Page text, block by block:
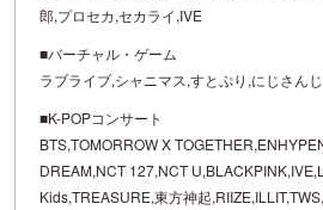
郎,プロセカ,セカライ,IVE
■バーチャル・ゲーム
ラブライブ,シャニマス,すとぷり,にじさんじ
■K-POPコンサート
BTS,TOMORROW X
DREAM,NCT 127,NCT
Kids,TREASURE,東方神起